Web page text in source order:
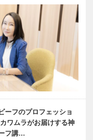
ーフのプロフェッショ
ワムラがお届けする神
フ講…